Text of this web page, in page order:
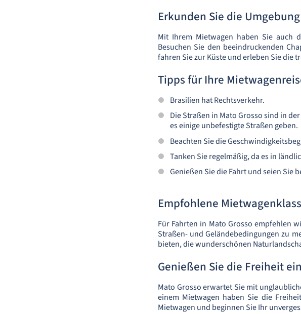
Erkunden Sie die Umgebung
Mit Ihrem Mietwagen haben Sie auch
Besuchen Sie den beeindruckenden
fahren Sie zur Küste und erleben Sie die
Tipps für Ihre
Brasilien hat Rechtsverkehr.
Die Straßen in Mato Grosso sind in
es einige unbefestigte Straßen geben.
Beachten Sie die
Tanken Sie regelmäßig, da es in
Genießen Sie die Fahrt und seien Sie
Empfohlene
Für Fahrten in Mato Grosso empfehlen
Straßen- und Geländebedingungen zu
bieten, die wunderschönen
Genießen Sie die Freiheit
Mato Grosso erwartet Sie mit
einem Mietwagen haben Sie die
Mietwagen und beginnen Sie Ihr